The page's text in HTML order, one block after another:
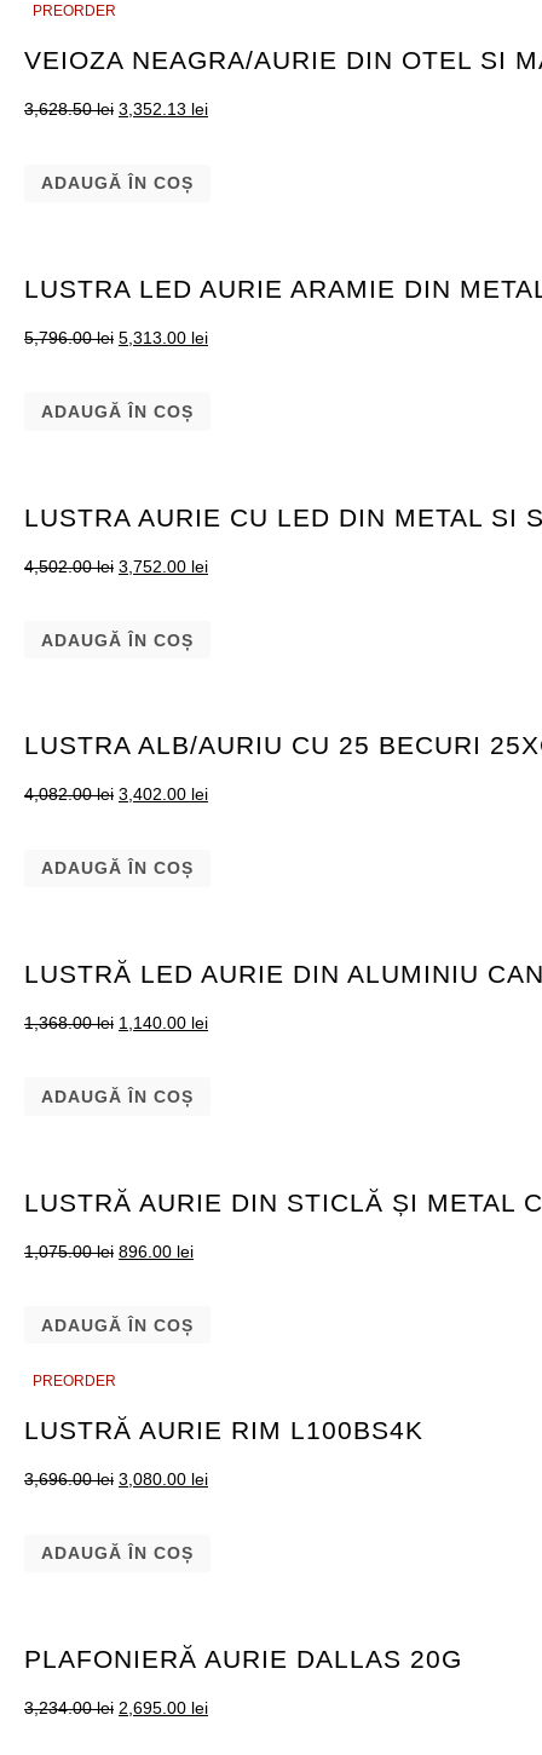
PREORDER
PREORDER
VEIOZA NEAGRA/AURIE DIN OTEL SI
3,628.50lei 3,352.13 lei
ADAUGĂ ÎN COȘ
LUSTRA LED AURIE ARAMIE DIN
5,796.00lei 5,313.00 lei
ADAUGĂ ÎN COȘ
LUSTRA AURIE CU LED DIN METAL SI
4,502.00lei 3,752.00 lei
ADAUGĂ ÎN COȘ
LUSTRA ALB/AURIU CU 25 BECURI
4,082.00lei 3,402.00 lei
ADAUGĂ ÎN COȘ
LUSTRĂ LED AURIE DIN ALUMINIU
1,368.00lei 1,140.00 lei
ADAUGĂ ÎN COȘ
LUSTRĂ AURIE DIN STICLĂ ȘI METAL
1,075.00lei 896.00 lei
ADAUGĂ ÎN COȘ
PREORDER
PREORDER
LUSTRĂ AURIE RIM L100BS4K
3,696.00lei 3,080.00 lei
ADAUGĂ ÎN COȘ
PLAFONIERĂ AURIE DALLAS 20G
3,234.00lei 2,695.00 lei